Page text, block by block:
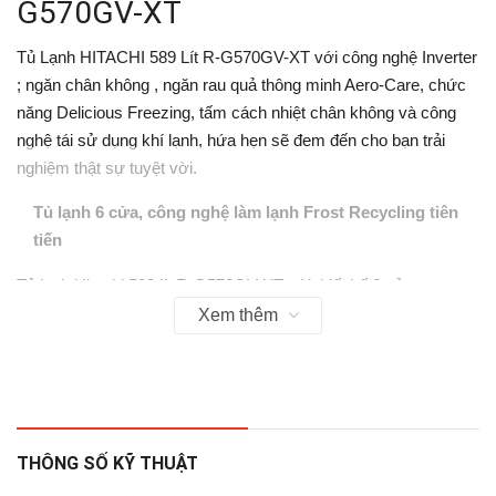
G570GV-XT
Tủ Lạnh HITACHI 589 Lít R-G570GV-XT với công nghệ Inverter
; ngăn chân không , ngăn rau quả thông minh Aero-Care, chức
năng Delicious Freezing, tấm cách nhiệt chân không và công
nghệ tái sử dụng khí lạnh, hứa hẹn sẽ đem đến cho bạn trải
nghiệm thật sự tuyệt vời.
Tủ lạnh 6 cửa, công nghệ làm lạnh Frost Recycling tiên
tiến
Tủ lạnh Hitachi 589 lít R-G570GV-XT với thiết kế 6 cửa sang
trọng, công nghệ Frost Recycling kết hợp công nghệ rã đông
mà vẫn đảm bảo chất dinh dưỡng và màu sắc tươi mới. Tấm
cách nhiệt chân không VIP tối đa hóa không gian và nâng cao
Xem thêm
THÔNG SỐ KỸ THUẬT